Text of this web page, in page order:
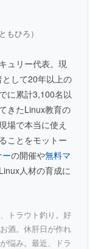
もひろ）
ュリー代表。現
して20年以上の
に累計3,100名以
きたLinux教育の
場で本当に使え
ことをモットー
ーの開催や無料マ
人材の育成に
トラウト釣り。好
酒。休肝日が作れ
悩み。最近、ドラ